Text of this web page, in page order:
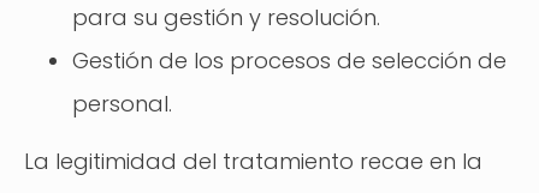
para su gestión y resolución.
Gestión de los procesos de selección de
personal.
La legitimidad del tratamiento recae en la